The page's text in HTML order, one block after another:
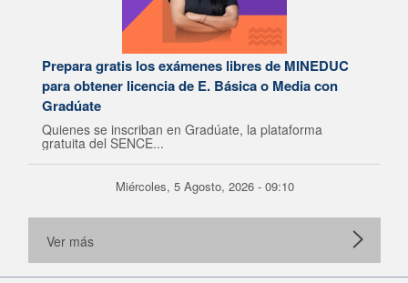
Prepara gratis los exámenes libres de MINEDUC
para obtener licencia de E. Básica o Media con
Gradúate
Quienes se inscriban en Gradúate, la plataforma
gratuita del SENCE...
Miércoles, 5 Agosto, 2026 - 09:10
Ver más